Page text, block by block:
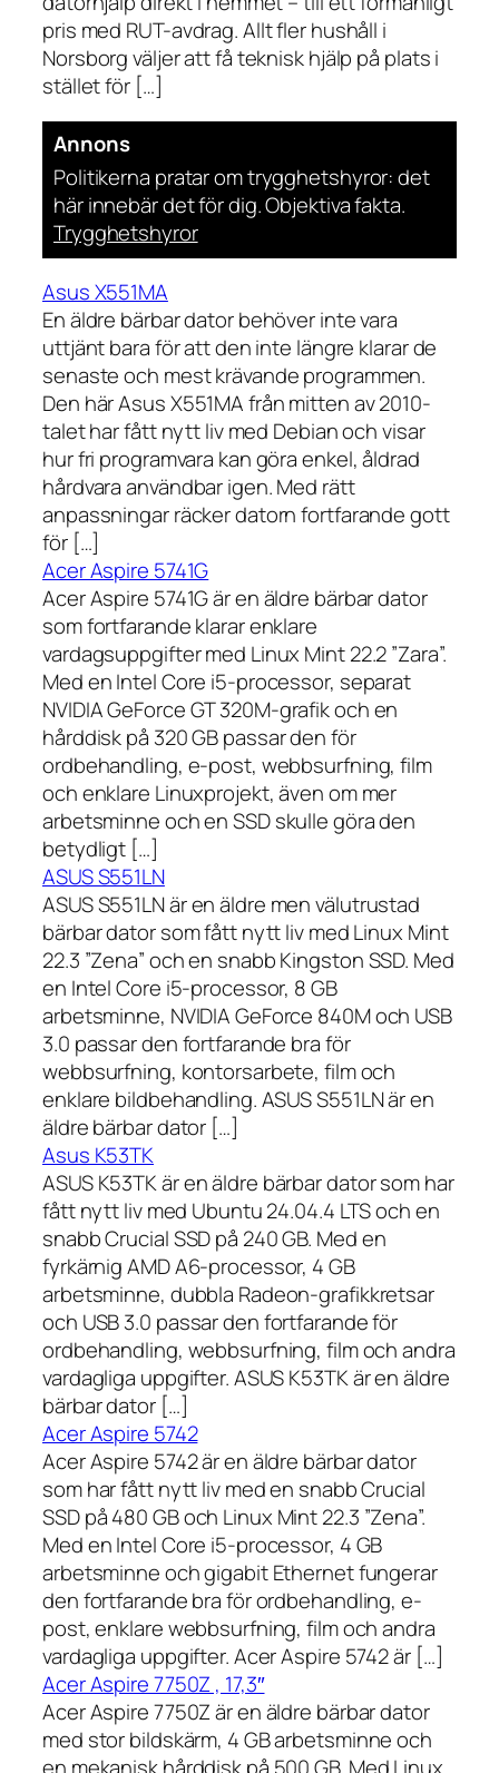
pris med RUT-avdrag. Allt fler hushåll i
Norsborg väljer att få teknisk hjälp på plats i
stället för […]
Annons
Politikerna pratar om trygghetshyror: det
här innebär det för dig. Objektiva fakta.
Trygghetshyror
Asus X551MA
En äldre bärbar dator behöver inte vara
uttjänt bara för att den inte längre klarar de
senaste och mest krävande programmen.
Den här Asus X551MA från mitten av 2010-
talet har fått nytt liv med Debian och visar
hur fri programvara kan göra enkel, åldrad
hårdvara användbar igen. Med rätt
anpassningar räcker datorn fortfarande gott
för […]
Acer Aspire 5741G
Acer Aspire 5741G är en äldre bärbar dator
som fortfarande klarar enklare
vardagsuppgifter med Linux Mint 22.2 ”Zara”.
Med en Intel Core i5-processor, separat
NVIDIA GeForce GT 320M-grafik och en
hårddisk på 320 GB passar den för
ordbehandling, e-post, webbsurfning, film
och enklare Linuxprojekt, även om mer
arbetsminne och en SSD skulle göra den
betydligt […]
ASUS S551LN
ASUS S551LN är en äldre men välutrustad
bärbar dator som fått nytt liv med Linux Mint
22.3 ”Zena” och en snabb Kingston SSD. Med
en Intel Core i5-processor, 8 GB
arbetsminne, NVIDIA GeForce 840M och USB
3.0 passar den fortfarande bra för
webbsurfning, kontorsarbete, film och
enklare bildbehandling. ASUS S551LN är en
äldre bärbar dator […]
Asus K53TK
ASUS K53TK är en äldre bärbar dator som har
fått nytt liv med Ubuntu 24.04.4 LTS och en
snabb Crucial SSD på 240 GB. Med en
fyrkärnig AMD A6-processor, 4 GB
arbetsminne, dubbla Radeon-grafikkretsar
och USB 3.0 passar den fortfarande för
ordbehandling, webbsurfning, film och andra
vardagliga uppgifter. ASUS K53TK är en äldre
bärbar dator […]
Acer Aspire 5742
Acer Aspire 5742 är en äldre bärbar dator
som har fått nytt liv med en snabb Crucial
SSD på 480 GB och Linux Mint 22.3 ”Zena”.
Med en Intel Core i5-processor, 4 GB
arbetsminne och gigabit Ethernet fungerar
den fortfarande bra för ordbehandling, e-
post, enklare webbsurfning, film och andra
vardagliga uppgifter. Acer Aspire 5742 är […]
Acer Aspire 7750Z , 17,3″
Acer Aspire 7750Z är en äldre bärbar dator
med stor bildskärm, 4 GB arbetsminne och